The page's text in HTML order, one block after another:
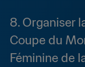
8. Organiser
Coupe du
Féminine de